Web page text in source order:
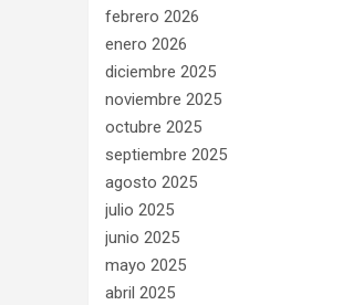
febrero 2026
enero 2026
diciembre 2025
noviembre 2025
octubre 2025
septiembre 2025
agosto 2025
julio 2025
junio 2025
mayo 2025
abril 2025